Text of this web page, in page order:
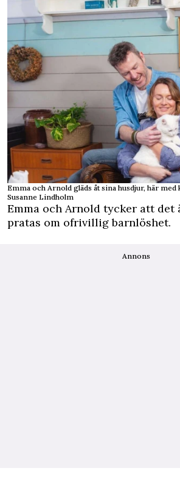
Emma och Arnold gläds åt sina husdjur, här
Susanne Lindholm
Emma och Arnold tycker att
pratas om ofrivillig barnlöshet.
Annons